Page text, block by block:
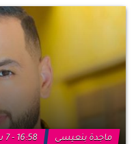
ماجدة بنعيسى
16:58 - 7 سبتمبر 2023